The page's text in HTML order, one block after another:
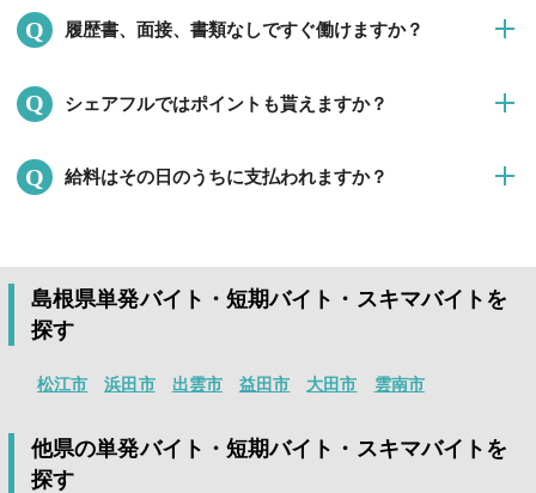
Q 履歴書、面接、書類なしですぐ働けますか？
はい。数時間でも、 働きたい時間に、面接・履歴書なしですぐ
に働くことができます！
お願いいたします。
索でき、好きな案件に応募することができるようになります。
今すぐインストールはこちら
Q シェアフルではポイントも貰えますか？
はい。シェアフルでは、歩く、毎日のスクラッチくじ、友達招
待、ミッションなどたくさんの方法でポイントを獲得できま
スキマ時間を価値にかえる単発バイト・短期バイト・スキマバ
イトアプリはシェアフル
Q 給料はその日のうちに支払われますか？
※「即払い可」アイコンが表示されている求人のお仕事で就業
した場合
高時給、人気のアルバイト情報が盛り沢山！
今すぐインストールはこちら
島根県単発バイト・短期バイト・スキマバイトを
探す
松江市 浜田市 出雲市 益田市 大田市 雲南市
他県の単発バイト・短期バイト・スキマバイトを
探す